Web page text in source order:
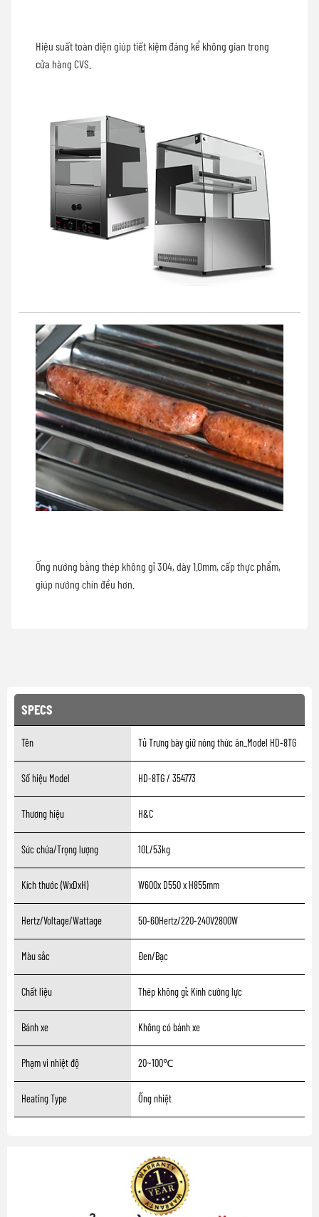
Hiệu suất toàn diện giúp tiết kiệm đáng kể không gian trong
cửa hàng CVS.
Ống nướng bằng thép không gỉ 304, dày 1.0mm, cấp thực phẩm,
giúp nướng chín đều hơn.
SPECS
Tên Tủ Trưng bày giữ nóng thức ăn_Model HD-8TG
Số hiệu Model HD-8TG / 354773
Thương hiệu H&C
Sức chứa/Trọng lượng 10L/53kg
Kích thước (WxDxH) W600x D550 x H855mm
Hertz/Voltage/Wattage 50-60Hertz/220-240V2800W
Màu sắc Đen/Bạc
Chất liệu Thép không gỉ: Kính cường lực
Bánh xe Không có bánh xe
Phạm vi nhiệt độ 20~100℃
Heating Type Ống nhiệt